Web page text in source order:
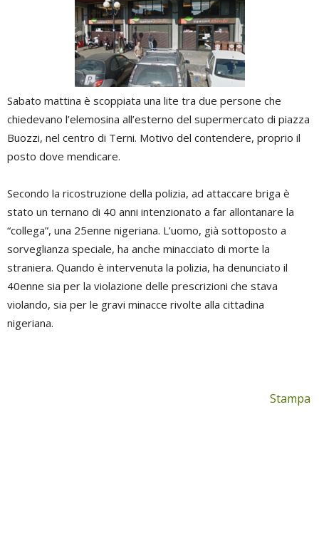
Sabato mattina è scoppiata una lite tra due persone che
chiedevano l’elemosina all’esterno del supermercato di piazza
Buozzi, nel centro di Terni. Motivo del contendere, proprio il
posto dove mendicare.
Secondo la ricostruzione della polizia, ad attaccare briga è
stato un ternano di 40 anni intenzionato a far allontanare la
“collega”, una 25enne nigeriana. L’uomo, già sottoposto a
sorveglianza speciale, ha anche minacciato di morte la
straniera. Quando è intervenuta la polizia, ha denunciato il
40enne sia per la violazione delle prescrizioni che stava
violando, sia per le gravi minacce rivolte alla cittadina
nigeriana.
Stampa